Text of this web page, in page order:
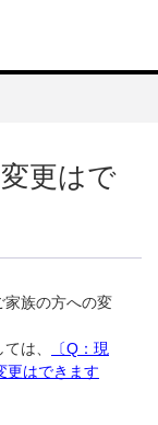
更はで
家族の方への変
は、
〔Q：現
更はできます